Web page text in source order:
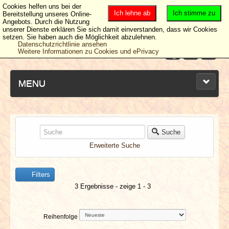
MENU
NEUESTE ARTIKEL
NEWS & DATES
BERICHTE
VERLOSUNGEN
Suche
Erweiterte Suche
Filters
3 Ergebnisse - zeige 1 - 3
Reihenfolge
Ich stimme zu
Ich lehne ab
Cookies helfen uns bei der
Bereitstellung unseres Online-
Angebots. Durch die Nutzung
unserer Dienste erklären Sie sich damit einverstanden, dass wir Cookies
setzen. Sie haben auch die Möglichkeit abzulehnen.
Datenschutzrichtlinie ansehen
Weitere Informationen zu Cookies und ePrivacy